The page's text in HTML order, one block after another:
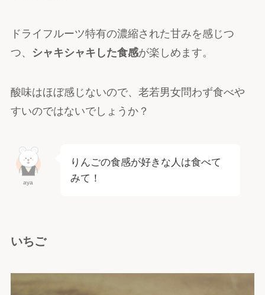
ドライフルーツ特有の濃縮された甘みを感じつ
つ、
シャキシャキした食感が楽しめます。
酸味はほぼ感じないので、老若男女問わず食べや
すいのではないでしょうか？
aya
りんごの食感が好きな人は食べて
みて！
いちご